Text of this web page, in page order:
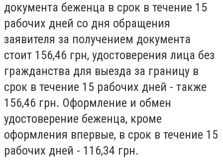
документа беженца в срок в течение 15
рабочих дней со дня обращения
заявителя за получением документа
стоит 156,46 грн, удостоверения лица без
гражданства для выезда за границу в
срок в течение 15 рабочих дней - также
156,46 грн. Оформление и обмен
удостоверение беженца, кроме
оформления впервые, в срок в течение 15
рабочих дней - 116,34 грн.